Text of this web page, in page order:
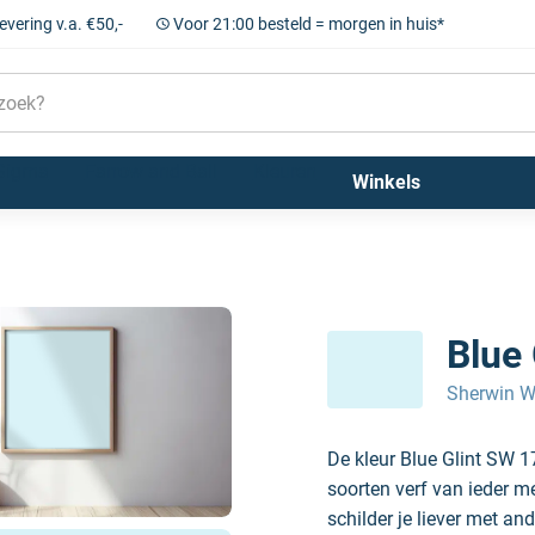
v.a. €50,- Voor 21:00 besteld = morgen in huis*
Winkels
Blue
Sherwin
De kleur Blue Glint SW
soorten verf van ieder
schilder je liever met